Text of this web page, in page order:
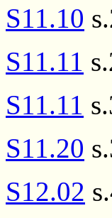
S11.10
S11.11
S11.11
S11.20
S12.02